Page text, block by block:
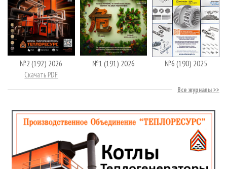
№2 (192) 2026
Скачать PDF
№1 (191) 2026 №6 (190) 2025
Все журналы